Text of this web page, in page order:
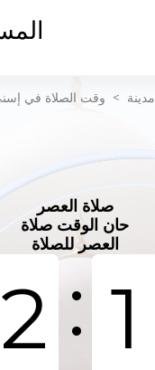
مدينة > وقت الصلاة في
صلاة العصر
حان الوقت صلاة
العصر للصلاة
2 : 1